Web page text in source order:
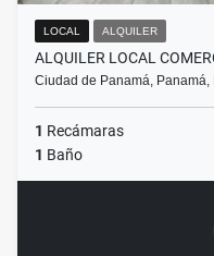
LOCAL ALQUILER
ALQUILER LOCAL
Ciudad de Panamá, Panamá,
1 Recámaras
1 Baño